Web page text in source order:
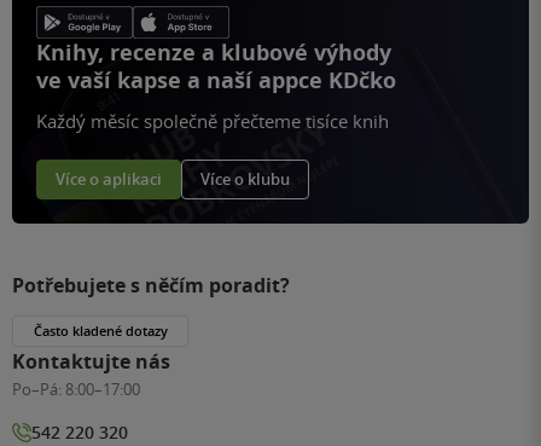
Knihy, recenze a klubové výhody
ve vaší kapse a naší appce KDčko
Každý měsíc společně přečteme tisíce knih
Více o aplikaci Více o klubu
Potřebujete s něčím poradit?
Často kladené dotazy
Kontaktujte nás
Po–Pá: 8:00–17:00
542 220 320